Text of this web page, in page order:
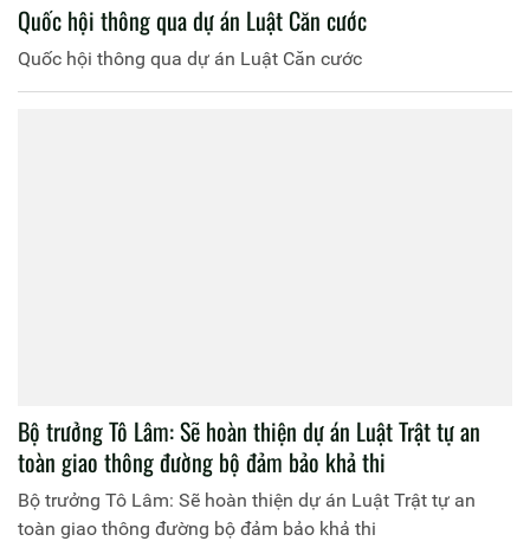
Quốc hội thông qua dự án Luật Căn cước
Quốc hội thông qua dự án Luật Căn cước
Bộ trưởng Tô Lâm: Sẽ hoàn thiện dự án Luật Trật tự an
toàn giao thông đường bộ đảm bảo khả thi
Bộ trưởng Tô Lâm: Sẽ hoàn thiện dự án Luật Trật tự an
toàn giao thông đường bộ đảm bảo khả thi